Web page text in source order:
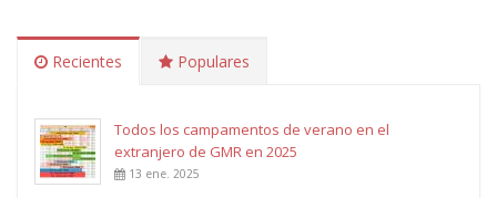
Recientes Populares
Todos los campamentos de verano en el
extranjero de GMR en 2025
13 ene. 2025